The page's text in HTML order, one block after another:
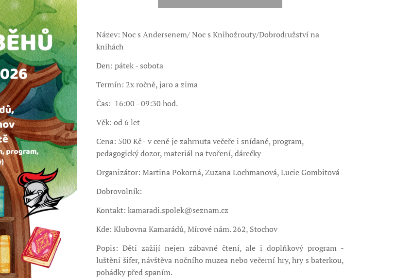
Název: Noc s Andersenem/ Noc s Knihožrouty/Dobrodružství na
knihách
Den: pátek - sobota
Termín: 2x ročně, jaro a zima
Čas: 16:00 - 09:30 hod.
Věk: od 6 let
Cena: 500 Kč - v ceně je zahrnuta večeře i snídaně, program,
pedagogický dozor, materiál na tvoření, dárečky
Organizátor: Martina Pokorná, Zuzana Lochmanová, Lucie Gombitová
Dobrovolník:
Kontakt: kamaradi.spolek@seznam.cz
Kde: Klubovna Kamarádů, Mírové nám. 262, Stochov
Popis: Děti zažijí nejen zábavné čtení, ale i doplňkový program -
luštění šifer, návštěva nočního muzea nebo večerní hry, hry s baterkou,
pohádky před spaním.